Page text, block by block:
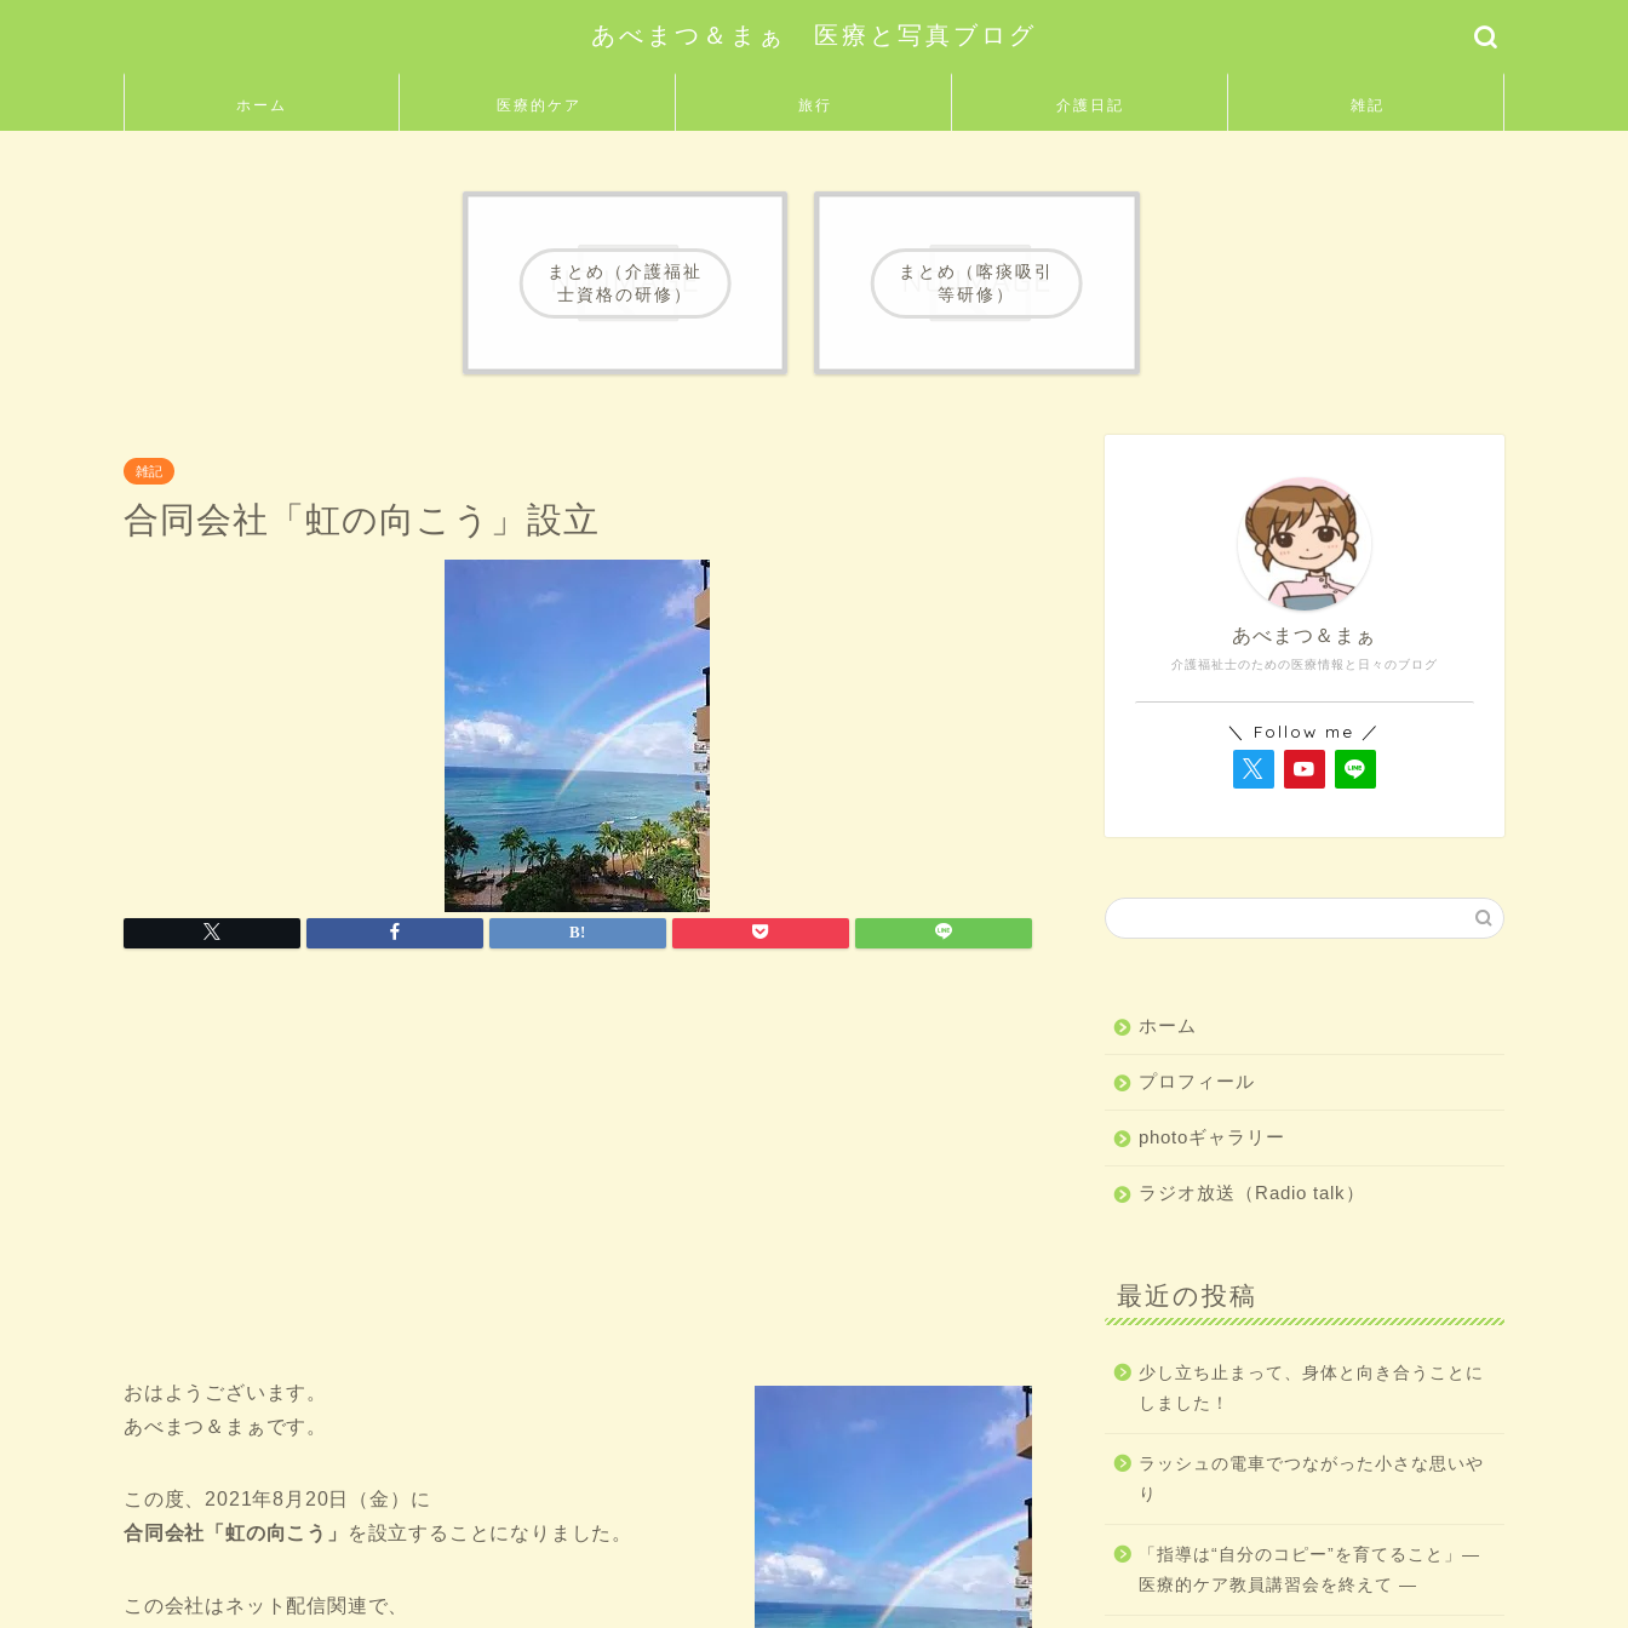
あべまつ＆まぁ 医療と写真ブログ
ホーム 医療的ケア 旅行 介護日記 雑記
まとめ（介護福祉
士資格の研修）
まとめ（喀痰吸引
等研修）
雑記
合同会社「虹の向こう」設立
おはようございます。
あべまつ＆まぁです。
この度、2021年8月20日（金）に
合同会社「虹の向こう」
を設立することになりました。
この会社はネット配信関連で、
介護福祉士のための医療情報と日々のブログ
あべまつ＆まぁ
＼ Follow me ／
ホーム
プロフィール
photoギャラリー
ラジオ放送（Radio talk）
最近の投稿
少し立ち止まって、身体と向き合うことに
しました！
ラッシュの電車でつながった小さな思いや
り
「指導は“自分のコピー”を育てること」―
医療的ケア教員講習会を終えて ―